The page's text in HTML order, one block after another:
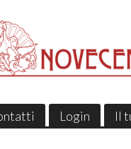
Login Il